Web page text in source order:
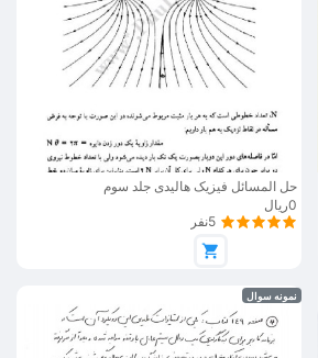
حل المسائل فیزیک هالیدی جلد سوم
0ریال
5نفر
نمونه سوال